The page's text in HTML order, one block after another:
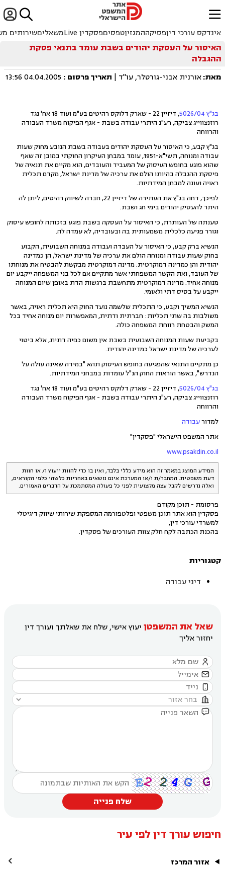

ﱐ
אינדקס עורכי דיןפסיקההמגזיןטפסיםפסקדין Live משאליםשירותים
האיסור על העסקת יהודים בשבת עומד בתנאי פסקת
ההגבלה
מאת:אורנית אבני-גורטלר, עו"ד | תאריך פרסום :
04.04.2005 13:56
בג"ץ 5026/04
, דיזיין 22 - שארק דלוקס רהיטים בע"מ ועוד 18 אח' נגד
רוזנצווייג צביקה, רע"נ היתרי עבודה בשבת - אגף הפיקוח משרד העבודה
והרווחה
בג"ץ קבע, כי האיסור על העסקת יהודים בעבודה בשבת הנובע מחוק שעות
עבודה ומנוחה, תשי"א-1951, עומד במבחן העיקרון החוקתי במובן זה שאף
שהוא פוגע בחופש העיסוק של המעביד והעובדים, הוא מקיים את תנאיה של
פיסקת ההגבלה בהיותו הולם את ערכיה של מדינת ישראל, מקדם תכלית
ראויה ועונה למבחן המידתיות.
לפיכך, דחה בג"ץ את העתירה של דיזיין 22, חברה לשיווק רהיטים, ליתן לה
היתר להעסיק יהודים בימי חג ושבת.
טענתה של העותרת, כי האיסור על העסקה בשבת פוגע בזכותה לחופש עיסוק
וגורר פגיעה כלכלית משמעותית בה ובעובדיה, לא עמדה לה.
הנשיא ברק קבע, כי האיסור על העבדה ועבודה במנוחה השבועית, הקבוע
בחוק שעות עבודה ומנוחה הולם את ערכיה של מדינת ישראל, הן כמדינה
יהודית והן כמדינה דמוקרטית. מדינה דמוקרטית מבקשת להבטיח את מנוחתו
של העובד, ואת הקשר המשפחתי אשר מתקיים אם לכל בני המשפחה ייקבע יום
מנוחה אחיד. מדינה דמוקרטית מתחשבת ברגשות הדת באופן שיום המנוחה
ייקבע על בסיס דתי ולאומי.
הנשיא המשיך וקבע, כי התכלית שלשמה נועד החוק היא תכלית ראויה, באשר
משולבות בה שתי תכליות: חברתית ודתית, המאפשרות יום מנוחה אחיד בכל
המשק והבטחת רווחת המשפחה כולה.
בקביעת שעות המנוחה השבועית בשבת אין משום כפיה דתית, אלא ביטוי
לערכיה של מדינת ישראל כמדינה יהודית.
כן מתקיים התנאי שהפגיעה בחופש העיסוק תהא "במידה שאינה עולה על
הנדרש", באשר הוראות החוק הנ"ל עומדות במבחני המידתיות.
בג"ץ 5026/04
, דיזיין 22 - שארק דלוקס רהיטים בע"מ ועוד 18 אח' נגד
רוזנצווייג צביקה, רע"נ היתרי עבודה בשבת - אגף הפיקוח משרד העבודה
והרווחה
למדורעבודה
אתר המשפט הישראלי "פסקדין"
www.psakdin.co.il
המידע המוצג במאמר זה הוא מידע כללי בלבד, ואין בו כדי להוות ייעוץ ו/ או חוות
דעת משפטית. המחבר/ת ו/או המערכת אינם נושאים באחריות כלשהי כלפי הקוראים,
ואלה נדרשים לקבל עצה מקצועית לפני כל פעולה המסתמכת על הדברים האמורים.
פרסומת - תוכן מקודם
פסקדין הוא אתר תוכן משפטי ופלטפורמה המספקת שירותי שיווק דיגיטלי
למשרדי עורכי דין,
בהכנת הכתבה לקח חלק צוות העורכים של פסקדין.
קטגוריות
דיני עבודה
שאל את המשפטן יעוץ אישי, שלח את שאלתך ועורך דין
יחזור אליך





שלח פנייה
חיפוש עורך דין לפי עיר
אזור המרכז 